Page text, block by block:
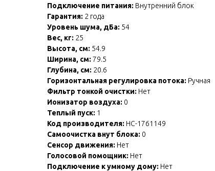
Подключение питания: Внутренний блок
Гарантия: 2 года
Уровень шума, дБа: 54
Вес, кг: 25
Высота, см: 54.9
Ширина, см: 79.5
Глубина, см: 20.6
Горизонтальная регулировка потока: Ручная
Фильтр тонкой очистки: Нет
Ионизатор воздуха: 0
Теплый пуск: 1
Код производителя: НС-1761149
Самоочистка внут блока: 0
Сенсор движения: Нет
Голосовой помощник: Нет
Подключение к умному дому: Нет